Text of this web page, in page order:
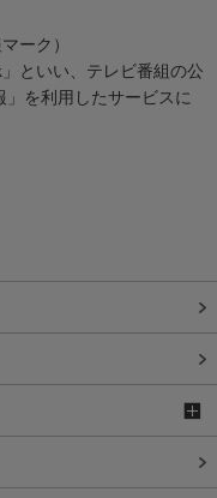
ーク）
といい、テレビ番組の公
」を利用したサービスに